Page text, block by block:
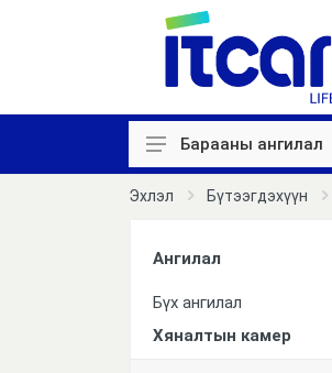
Хяналтын камер
Барааны ангилал
Эхлэл Бүтээгдэхүүн
Ангилал
Бүх ангилал
Хяналтын камер